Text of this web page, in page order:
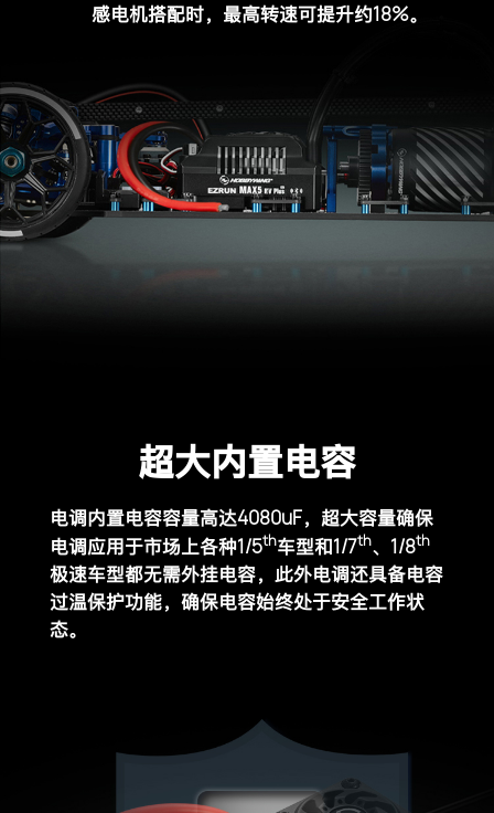
感电机搭配时，最高转速可提升约18%。
超大内置电容
电调内置电容容量高达4080uF，超大容量确保
电调应用 于市场上各种1/5th车型和 1/7th、 1/8th
极速车型都无需外挂电容，此外电调还具备电容
过温保护功能，确保电容始终处于安全工作状
态。